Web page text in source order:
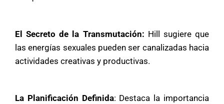
El Secreto de la Transmutación: Hill sugiere que
las energías sexuales pueden ser canalizadas hacia
actividades creativas y productivas.
La Planificación Definida: Destaca la importancia